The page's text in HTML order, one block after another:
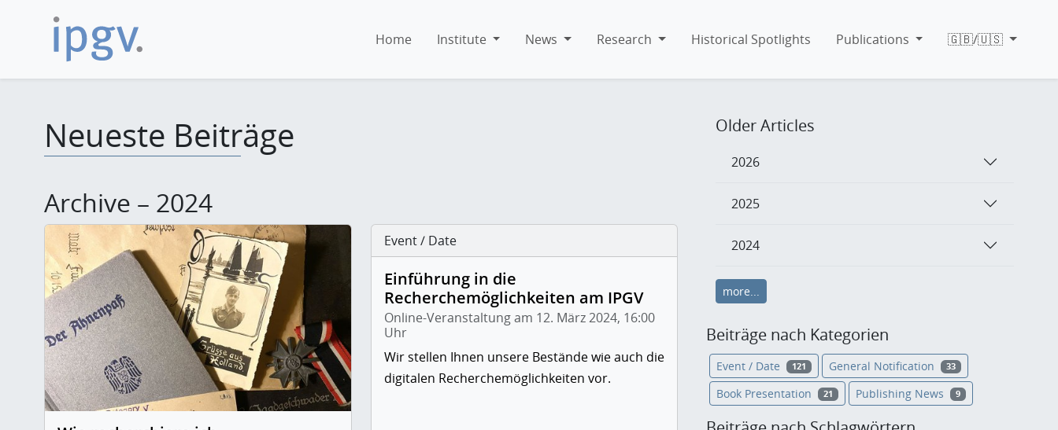
Home Institute News Research Historical Spotlights Publications 🇬🇧/🇺🇸
Neueste Beiträge
Archive – 2024
Event / Date
Einführung in die
Recherchemöglichkeiten am IPGV
Online-Veranstaltung am 12. März 2024, 16:00
Uhr
Wir stellen Ihnen unsere Bestände wie auch die
digitalen Recherchemöglichkeiten vor.
Older Articles
2026
2025
2024
more...
Beiträge nach Kategorien
Event / Date 121 General Notification 33
Book Presentation 21 Publishing News 9